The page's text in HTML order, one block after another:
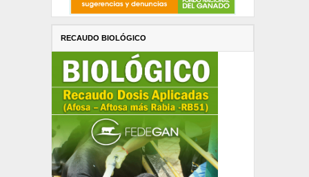
RECAUDO BIOLÓGICO